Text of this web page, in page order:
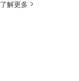
了解更多